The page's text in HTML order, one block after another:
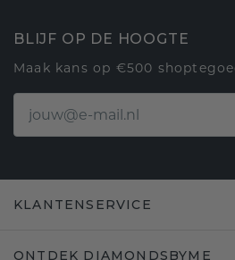
BLIJF OP DE HOOGTE
Maak kans op €500
KLANTENSERVICE
ONTDEK DIAMONDSBYME